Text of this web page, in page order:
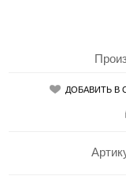
ДОБАВИТЬ В